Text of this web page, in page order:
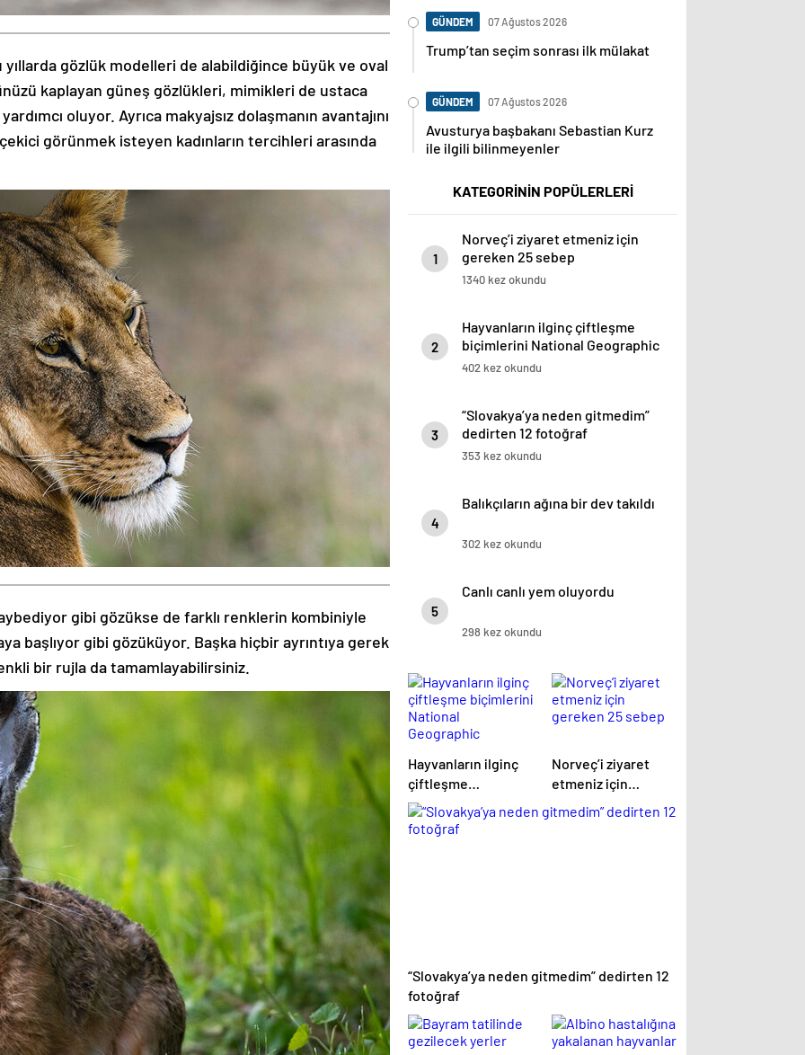
gözlük modelleri de alabildiğince büyük ve oval
kaplayan güneş gözlükleri, mimikleri de ustaca
oluyor. Ayrıca makyajsız dolaşmanın avantajını
görünmek isteyen kadınların tercihleri arasında
gibi gözükse de farklı renklerin kombiniyle
başlıyor gibi gözüküyor. Başka hiçbir ayrıntıya gerek
bir rujla da tamamlayabilirsiniz.
GÜNDEM 07 Ağustos 2026
Trump’tan seçim sonrası ilk mülakat
GÜNDEM 07 Ağustos 2026
Avusturya başbakanı Sebastian Kurz
ile ilgili bilinmeyenler
KATEGORİNİN POPÜLERLERİ
1
Norveç’i ziyaret etmeniz için
gereken 25 sebep
1340 kez okundu
2
Hayvanların ilginç çiftleşme
biçimlerini National Geographic
görüntüledi.
402 kez okundu
3
“Slovakya’ya neden gitmedim”
dedirten 12 fotoğraf
353 kez okundu
4
Balıkçıların ağına bir dev takıldı
302 kez okundu
5
Canlı canlı yem oluyordu
298 kez okundu
Hayvanların ilginç
çiftleşme
biçimlerini National
Geographic
görüntüledi.
Norveç’i ziyaret
etmeniz için
gereken 25 sebep
“Slovakya’ya neden gitmedim” dedirten 12
fotoğraf